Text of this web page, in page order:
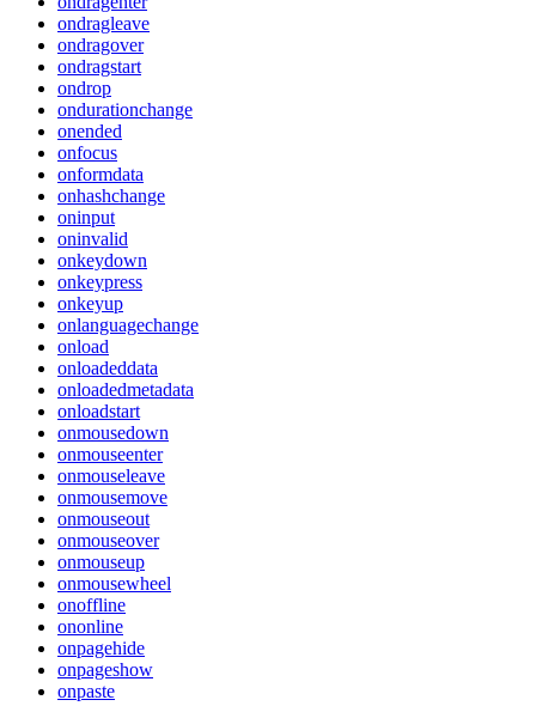
ondragleave
ondragover
ondragstart
ondrop
ondurationchange
onended
onfocus
onformdata
onhashchange
oninput
oninvalid
onkeydown
onkeypress
onkeyup
onlanguagechange
onload
onloadeddata
onloadedmetadata
onloadstart
onmousedown
onmouseenter
onmouseleave
onmousemove
onmouseout
onmouseover
onmouseup
onmousewheel
onoffline
ononline
onpagehide
onpageshow
onpaste